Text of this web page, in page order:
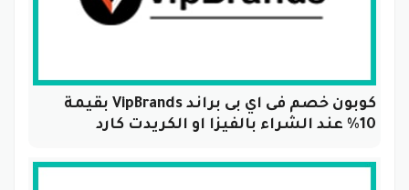
كوبون خصم فى اي بى براند VipBrands بقيمة
10% عند الشراء بالفيزا او الكريدت كارد